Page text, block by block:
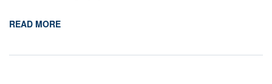
READ MORE